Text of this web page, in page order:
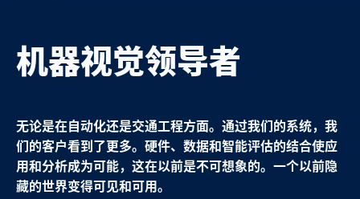
机器视觉领导者
无论是在自动化还是交通工程方面。通过我们的系统，我
们的客户看到了更多。硬件、数据和智能评估的结合使应
用和分析成为可能，这在以前是不可想象的。一个以前隐
藏的世界变得可见和可用。